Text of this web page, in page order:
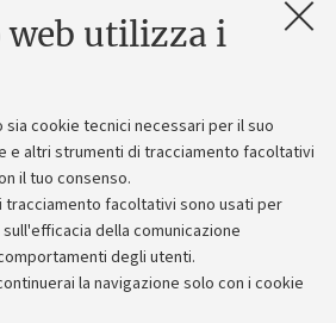
web utilizza i
cookie tecnici necessari per il suo
e altri strumenti di tracciamento facoltativi
il tuo consenso.
facoltativi sono usati per
della comunicazione
degli utenti.
la navigazione solo con i cookie
Contatti e PEC
community
Piano strategico
Bilanci
e 5x1000